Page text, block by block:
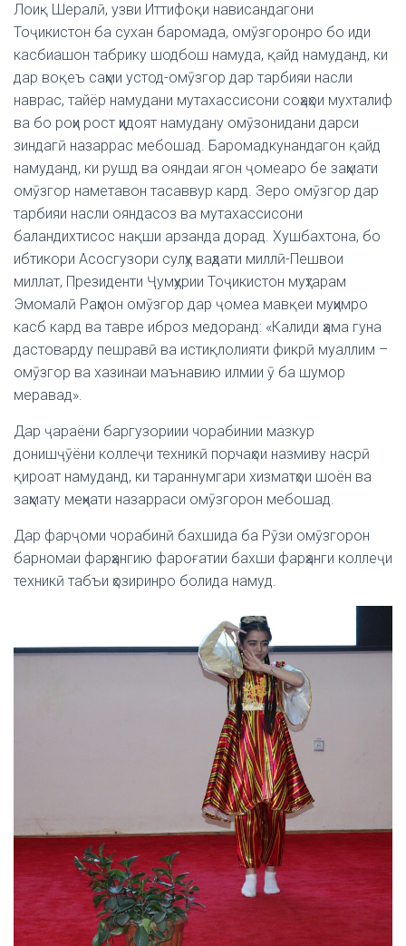
Лоиқ Шералӣ, узви Иттифоқи нависандагони
Тоҷикистон ба сухан баромада, омӯзгоронро бо иди
касбиашон табрику шодбош намуда, қайд намуданд, ки
дар воқеъ саҳми устод-омӯзгор дар тарбияи насли
наврас, тайёр намудани мутахассисони соҳаҳои мухталиф
ва бо роҳи рост ҳидоят намудану омӯзонидани дарси
зиндагӣ назаррас мебошад. Баромадкунандагон қайд
намуданд, ки рушд ва ояндаи ягон ҷомеаро бе заҳмати
омӯзгор наметавон тасаввур кард. Зеро омӯзгор дар
тарбияи насли ояндасоз ва мутахассисони
баландихтисос нақши арзанда дорад. Хушбахтона, бо
ибтикори Асосгузори сулҳу ваҳдати миллӣ-Пешвои
миллат, Президенти Ҷумҳурии Тоҷикистон муҳтарам
Эмомалӣ Раҳмон омӯзгор дар ҷомеа мавқеи муҳимро
касб кард ва тавре иброз медоранд: «Калиди ҳама гуна
дастоварду пешравӣ ва истиқлолияти фикрӣ муаллим –
омӯзгор ва хазинаи маънавию илмии ӯ ба шумор
меравад».
Дар ҷараёни баргузориии чорабинии мазкур
донишҷӯёни коллеҷи техникӣ порчаҳои назмиву насрӣ
қироат намуданд, ки тараннумгари хизматҳои шоён ва
заҳмату меҳнати назарраси омӯзгорон мебошад.
Дар фарҷоми чорабинӣ бахшида ба Рӯзи омӯзгорон
барномаи фарҳангию фароғатии бахши фарҳанги коллеҷи
техникӣ табъи ҳозиринро болида намуд.